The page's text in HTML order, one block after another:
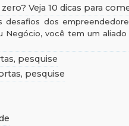
Veja 10 dicas para
desafios dos
Negócio, você tem um
pesquise
pesquise